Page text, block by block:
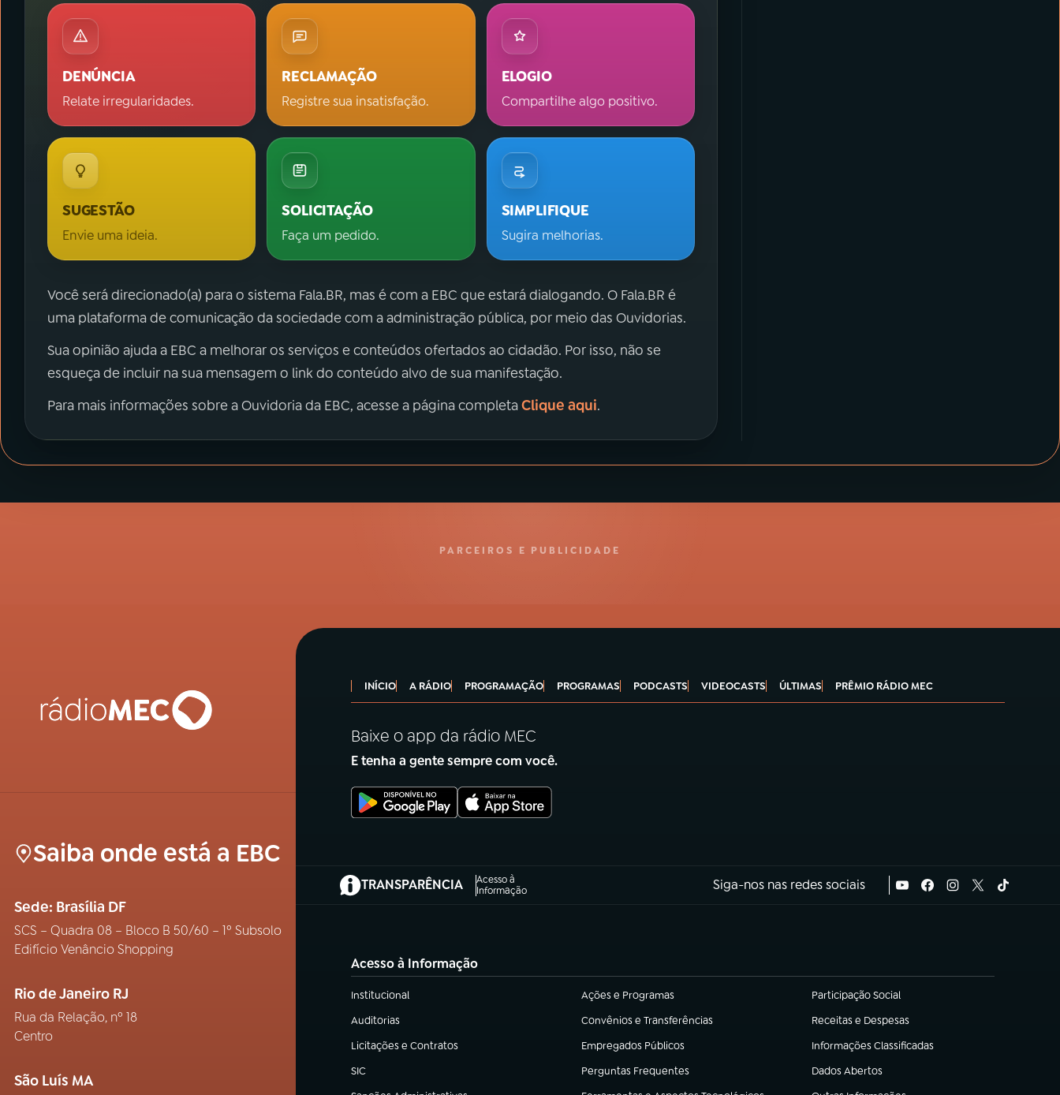
DENÚNCIA
Relate irregularidades.
RECLAMAÇÃO
Registre sua insatisfação.
ELOGIO
Compartilhe algo positivo.
SUGESTÃO
Envie uma ideia.
SOLICITAÇÃO
Faça um pedido.
SIMPLIFIQUE
Sugira melhorias.
Você será direcionado(a) para o sistema Fala.BR, mas é com a EBC que estará dialogando. O Fala.BR é
uma plataforma de comunicação da sociedade com a administração pública, por meio das Ouvidorias.
Sua opinião ajuda a EBC a melhorar os serviços e conteúdos ofertados ao cidadão. Por isso, não se
esqueça de incluir na sua mensagem o link do conteúdo alvo de sua manifestação.
Para mais informações sobre a Ouvidoria da EBC, acesse a página completaClique aqui.
PARCEIROS E PUBLICIDADE
Saiba onde está a EBC
Sede: Brasília DF
SCS – Quadra 08 – Bloco B 50/60 – 1º Subsolo
Edifício Venâncio Shopping
Rio de Janeiro RJ
Rua da Relação, nº 18
Centro
São Luís MA
INÍCIO A RÁDIO PROGRAMAÇÃO PROGRAMAS PODCASTS VIDEOCASTS ÚLTIMAS PRÊMIO RÁDIO MEC
Baixe o app da rádio MEC
E tenha a gente sempre com você.
TRANSPARÊNCIA
Acesso à
Informação
(abre em nova aba) Siga-nos nas redes sociais
Acesso à Informação
Institucional
(abre em nova aba) Ações e Programas
(abre em nova aba) Participação Social
(abre em nova aba)
Auditorias
(abre em nova aba) Convênios e Transferências
(abre em nova aba) Receitas e Despesas
(abre em nova aba)
Licitações e Contratos
(abre em nova aba) Empregados Públicos
(abre em nova aba) Informações Classificadas
(abre em nova aba)
SIC
(abre em nova aba) Perguntas Frequentes
(abre em nova aba) Dados Abertos
(abre em nova aba)